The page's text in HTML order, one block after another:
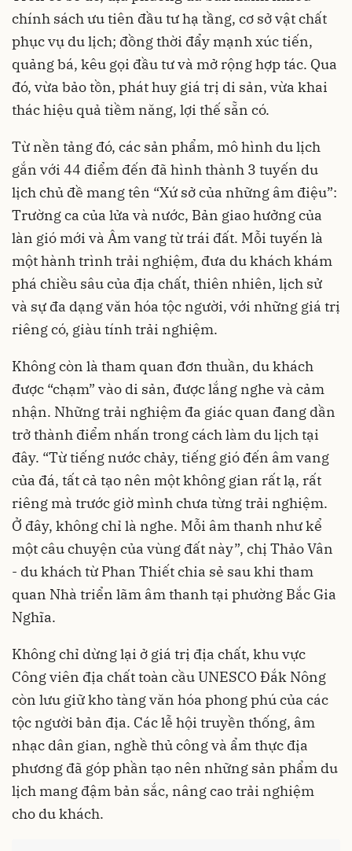
chính sách ưu tiên đầu tư hạ tầng, cơ sở vật chất
phục vụ du lịch; đồng thời đẩy mạnh xúc tiến,
quảng bá, kêu gọi đầu tư và mở rộng hợp tác. Qua
đó, vừa bảo tồn, phát huy giá trị di sản, vừa khai
thác hiệu quả tiềm năng, lợi thế sẵn có.
Từ nền tảng đó, các sản phẩm, mô hình du lịch
gắn với 44 điểm đến đã hình thành 3 tuyến du
lịch chủ đề mang tên “Xứ sở của những âm điệu”:
Trường ca của lửa và nước, Bản giao hưởng của
làn gió mới và Âm vang từ trái đất. Mỗi tuyến là
một hành trình trải nghiệm, đưa du khách khám
phá chiều sâu của địa chất, thiên nhiên, lịch sử
và sự đa dạng văn hóa tộc người, với những giá trị
riêng có, giàu tính trải nghiệm.
Không còn là tham quan đơn thuần, du khách
được “chạm” vào di sản, được lắng nghe và cảm
nhận. Những trải nghiệm đa giác quan đang dần
trở thành điểm nhấn trong cách làm du lịch tại
đây. “Từ tiếng nước chảy, tiếng gió đến âm vang
của đá, tất cả tạo nên một không gian rất lạ, rất
riêng mà trước giờ mình chưa từng trải nghiệm.
Ở đây, không chỉ là nghe. Mỗi âm thanh như kể
một câu chuyện của vùng đất này”, chị Thảo Vân
- du khách từ Phan Thiết chia sẻ sau khi tham
quan Nhà triển lãm âm thanh tại phường Bắc Gia
Nghĩa.
Không chỉ dừng lại ở giá trị địa chất, khu vực
Công viên địa chất toàn cầu UNESCO Đắk Nông
còn lưu giữ kho tàng văn hóa phong phú của các
tộc người bản địa. Các lễ hội truyền thống, âm
nhạc dân gian, nghề thủ công và ẩm thực địa
phương đã góp phần tạo nên những sản phẩm du
lịch mang đậm bản sắc, nâng cao trải nghiệm
cho du khách.